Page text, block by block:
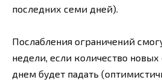
последних семи дней).
Послабления ограничений
недели, если количество
днем будет падать